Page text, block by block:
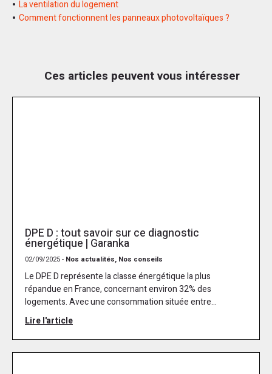
La ventilation du logement
Comment fonctionnent les panneaux photovoltaïques ?
Ces articles peuvent vous intéresser
DPE D : tout savoir sur ce diagnostic
énergétique | Garanka
02/09/2025 - Nos actualités, Nos conseils
Le DPE D représente la classe énergétique la plus
répandue en France, concernant environ 32% des
logements. Avec une consommation située entre...
Lire l'article